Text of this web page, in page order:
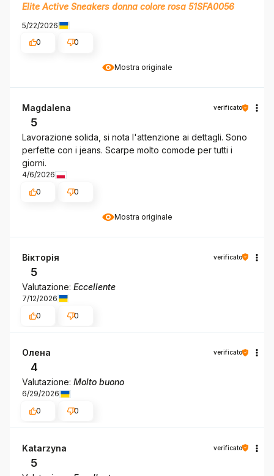
Mostra originale
Elite Active Sneakers donna colore rosa 51SFA0056
5/22/2026
0
0
Mostra originale
Magdalena verificato
5
Lavorazione solida, si nota l'attenzione ai dettagli. Sono
perfette con i jeans. Scarpe molto comode per tutti i
giorni.
4/6/2026
0
0
Вікторія verificato
5
Valutazione: Eccellente
7/12/2026
0
0
Олена verificato
4
Valutazione: Molto buono
6/29/2026
0
0
Katarzyna verificato
5